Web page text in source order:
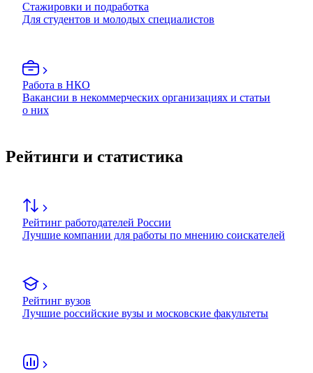
Стажировки и подработка
Для студентов и молодых специалистов
Работа в НКО
Вакансии в некоммерческих организациях и статьи
о них
Рейтинги и статистика
Рейтинг работодателей России
Лучшие компании для работы по мнению соискателей
Рейтинг вузов
Лучшие российские вузы и московские факультеты